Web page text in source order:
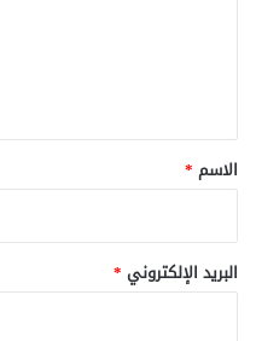
*
الاسم *
البريد الإلكتروني *